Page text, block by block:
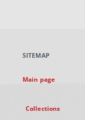
new
SITEMAP
Main page
Collections